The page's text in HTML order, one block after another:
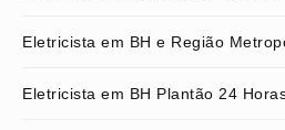
Eletricista em BH e Região
Eletricista em BH Plantão 24